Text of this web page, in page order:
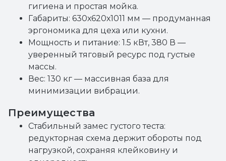
гигиена и простая мойка.
Габариты: 630х620х1011 мм — продуманная
эргономика для цеха или кухни.
Мощность и питание: 1.5 кВт, 380 В —
уверенный тяговый ресурс под густые
массы.
Вес: 130 кг — массивная база для
минимизации вибрации.
Преимущества
Стабильный замес густого теста:
редукторная схема держит обороты под
нагрузкой, сохраняя клейковину и